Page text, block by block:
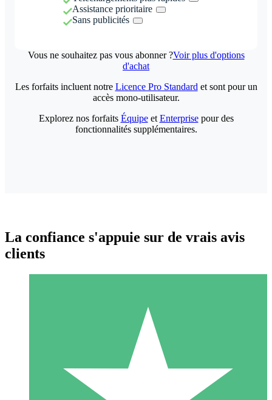
Assistance prioritaire
Sans publicités
Vous ne souhaitez pas vous abonner ?Voir plus d'options
d'achat
Packs de Crédits Individuels
Payez à l'utilisation avec des crédits de téléchargement. Sans
Les forfaits incluent notre Licence Pro Standard et sont pour un
accès mono-utilisateur.
Explorez nos forfaits Équipeet Enterprisepour des
fonctionnalités supplémentaires.
La confiance s'appuie sur de vrais avis
clients